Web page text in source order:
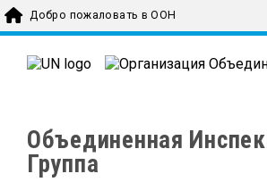
Skip to main content
Добро пожаловать в ООН
Объединенная
Группа